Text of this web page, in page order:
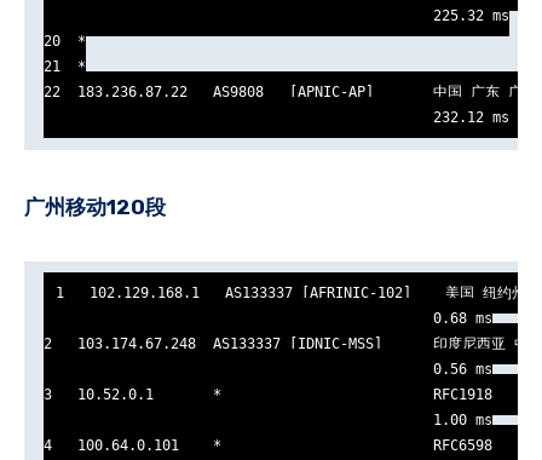
                                              225.32 ms
20  *
21  *
22  183.236.87.22   AS9808   [APNIC-AP]       中国 广东 广
                                              232.12 ms
广州移动120段
1   102.129.168.1   AS133337 [AFRINIC-102]    美国 纽约
                                              0.68 ms
2   103.174.67.248  AS133337 [IDNIC-MSS]      印度尼西亚 中
                                              0.56 ms
3   10.52.0.1       *
                                              1.00 ms
4   100.64.0.101    *